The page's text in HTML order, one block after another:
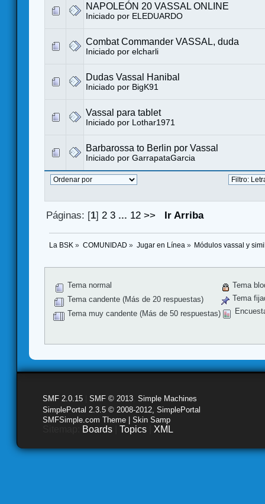
NAPOLEÓN 20 VASSAL ONLINE
Iniciado por ELEDUARDO
Combat Commander VASSAL, duda
Iniciado por elcharli
Dudas Vassal Hanibal
Iniciado por BigK91
Vassal para tablet
Iniciado por Lothar1971
Barbarossa to Berlin por Vassal
Iniciado por GarrapataGarcia
Páginas: [1] 2 3 ... 12 >> Ir Arriba
La BSK » COMUNIDAD » Jugar en Línea » Módulos vassal y
Tema normal
Tema candente (Más de 20 respuestas)
Tema muy candente (Más de 50 respuestas)
Tema
Tema
SMF 2.0.15 SMF © 2013 Simple Machines
SimplePortal 2.3.5 © 2008-2012, SimplePortal
SMFSimple.com Theme | Skin Samp
Boards Topics XML